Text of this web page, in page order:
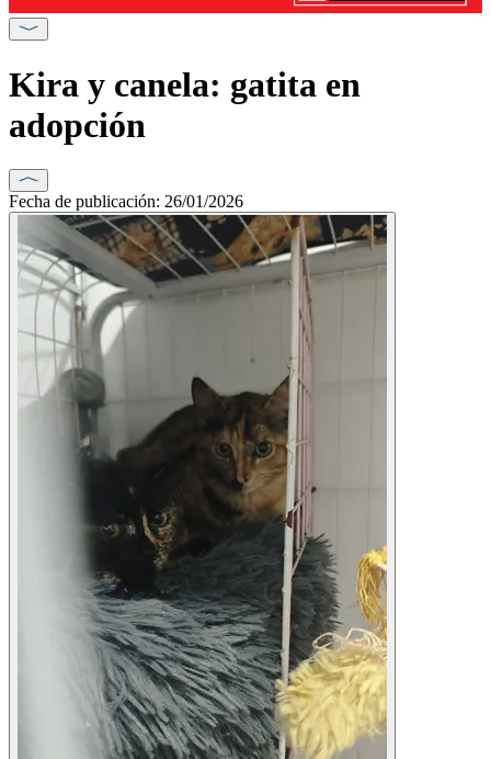
Kira y canela: gatita en
adopción
Fecha de publicación: 26/01/2026